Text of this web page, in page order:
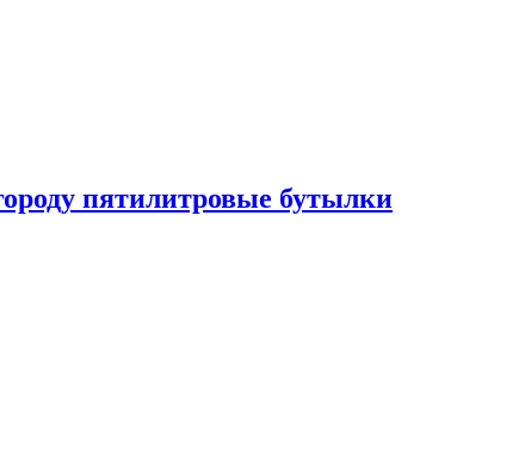
пятилитровые бутылки